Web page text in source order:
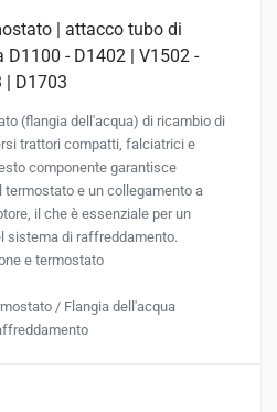
| attacco tubo di
- D1402 | V1502 -
| D1703
(flangia dell'acqua) di ricambio di
trattori compatti, falciatrici e
componente garantisce
termostato e un collegamento a
il che è essenziale per un
sistema di raffreddamento.
e termostato
/ Flangia dell'acqua